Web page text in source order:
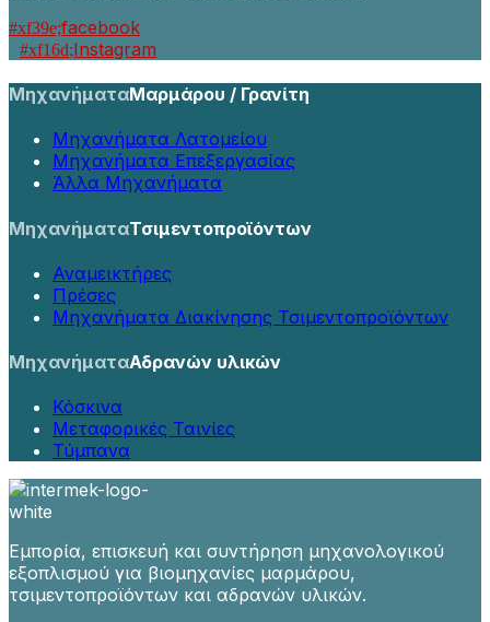
facebook
Instagram
ΜηχανήματαΜαρμάρου / Γρανίτη
Μηχανήματα Λατομείου
Μηχανήματα Επεξεργασίας
Άλλα Μηχανήματα
ΜηχανήματαΤσιμεντοπροϊόντων
Αναμεικτήρες
Πρέσες
Μηχανήματα Διακίνησης Τσιμεντοπροϊόντων
ΜηχανήματαΑδρανών υλικών
Κόσκινα
Μεταφορικές Ταινίες
Τύμπανα
Εμπορία, επισκευή και συντήρηση μηχανολογικού
εξοπλισμού για βιομηχανίες μαρμάρου,
τσιμεντοπροϊόντων και αδρανών υλικών.